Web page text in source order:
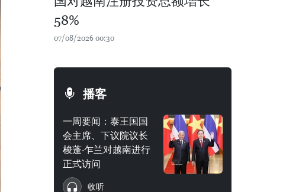
58%
07/08/2026 00:30
播客
一周要闻：泰王国国
会主席、下议院议长
梭蓬·乍兰对越南进行
正式访问
收听